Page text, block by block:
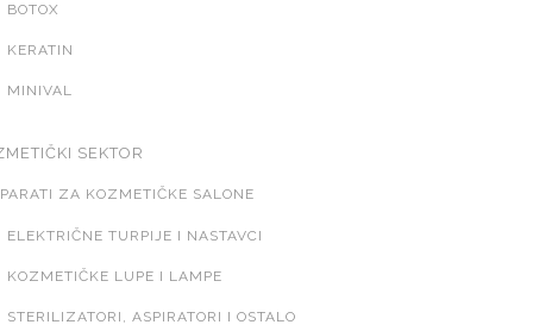
BOTOX
KERATIN
MINIVAL
SEKTOR
ZA KOZMETIČKE SALONE
ELEKTRIČNE TURPIJE I NASTAVCI
KOZMETIČKE LUPE I LAMPE
STERILIZATORI, ASPIRATORI I OSTALO